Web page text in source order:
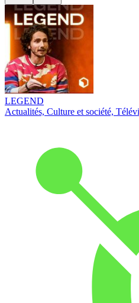
LEGEND
Actualités, Culture et société,